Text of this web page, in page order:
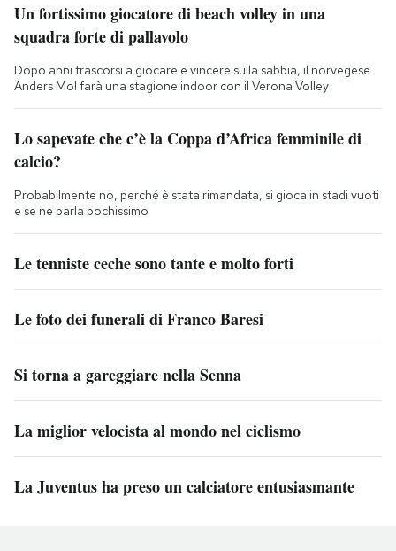
Un fortissimo giocatore di beach volley in una
squadra forte di pallavolo
Dopo anni trascorsi a giocare e vincere sulla sabbia, il norvegese
Anders Mol farà una stagione indoor con il Verona Volley
Lo sapevate che c’è la Coppa d’Africa femminile di
calcio?
Probabilmente no, perché è stata rimandata, si gioca in stadi vuoti
e se ne parla pochissimo
Le tenniste ceche sono tante e molto forti
Le foto dei funerali di Franco Baresi
Si torna a gareggiare nella Senna
La miglior velocista al mondo nel ciclismo
La Juventus ha preso un calciatore entusiasmante